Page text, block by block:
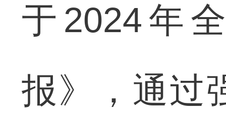
于2024年
报》，通过